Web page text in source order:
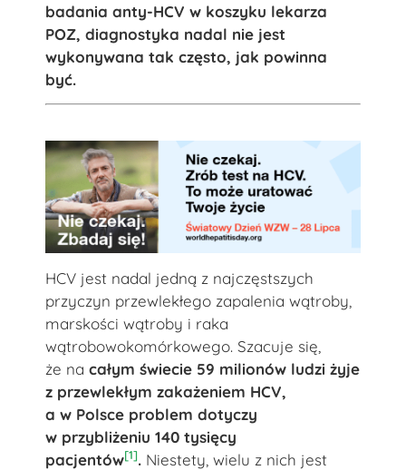
badania anty-HCV w koszyku lekarza
POZ, diagnostyka nadal nie jest
wykonywana tak często, jak powinna
być.
HCV jest nadal jedną z najczęstszych
przyczyn przewlekłego zapalenia wątroby,
marskości wątroby i raka
wątrobowokomórkowego. Szacuje się,
że na całym świecie 59 milionów ludzi żyje
z przewlekłym zakażeniem HCV,
a w Polsce problem dotyczy
w przybliżeniu 140 tysięcy
pacjentów[1]. Niestety, wielu z nich jest